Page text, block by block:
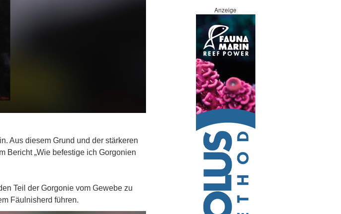
Aus diesem Grund und der stärkeren
Bericht „Wie befestige ich Gorgonien
Teil der Gorgonie vom Gewebe zu
Fäulnisherd führen.
Anzeige